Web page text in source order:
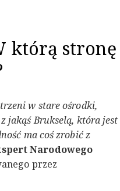
którą stronę
w stare ośrodki,
jakąś Brukselą, która jest
ma coś zrobić z
Narodowego
przez